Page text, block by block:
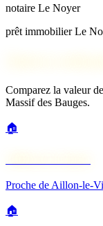
notaire Le Noyer
prêt immobilier Le
Comparez la valeur
Massif des Bauges.
🏠
Proche de Aillon-le-
🏠